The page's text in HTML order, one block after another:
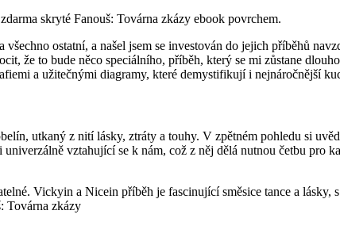
skryté Fanouš: Továrna zkázy ebook povrchem.
ostatní, a našel jsem se investován do jejich příběhů
že to bude něco speciálního, příběh, který se mi zůstane
a užitečnými diagramy, které demystifikují i nejnáročnější
utkaný z nití lásky, ztráty a touhy. V zpětném pohledu si
vztahující se k nám, což z něj dělá nutnou četbu pro
Vickyin a Nicein příběh je fascinující směsice tance a
Továrna zkázy